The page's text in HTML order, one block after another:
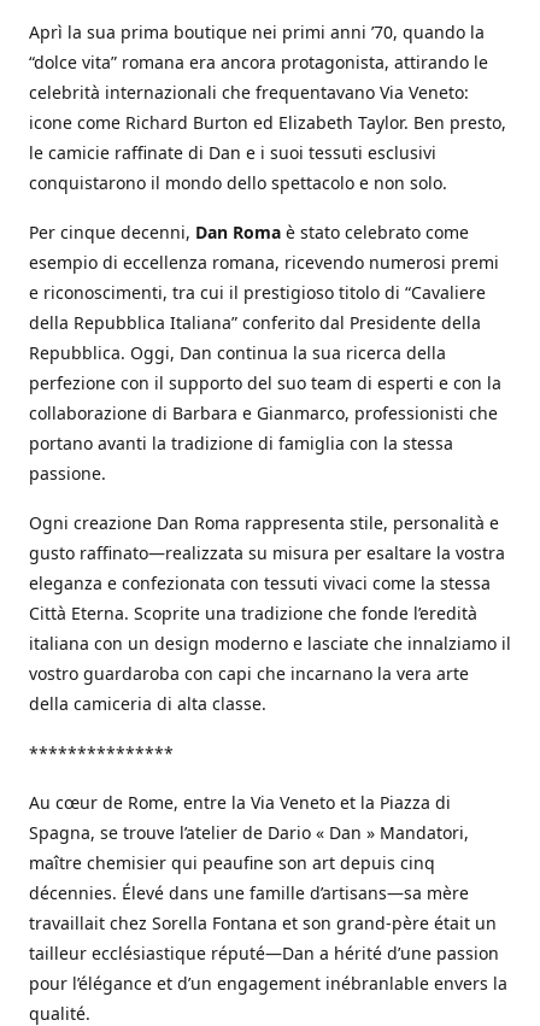
Aprì la sua prima boutique nei primi anni ’70, quando la
“dolce vita” romana era ancora protagonista, attirando le
celebrità internazionali che frequentavano Via Veneto:
icone come Richard Burton ed Elizabeth Taylor. Ben presto,
le camicie raffinate di Dan e i suoi tessuti esclusivi
conquistarono il mondo dello spettacolo e non solo.
Per cinque decenni, Dan Roma è stato celebrato come
esempio di eccellenza romana, ricevendo numerosi premi
e riconoscimenti, tra cui il prestigioso titolo di “Cavaliere
della Repubblica Italiana” conferito dal Presidente della
Repubblica. Oggi, Dan continua la sua ricerca della
perfezione con il supporto del suo team di esperti e con la
collaborazione di Barbara e Gianmarco, professionisti che
portano avanti la tradizione di famiglia con la stessa
passione.
Ogni creazione Dan Roma rappresenta stile, personalità e
gusto raffinato—realizzata su misura per esaltare la vostra
eleganza e confezionata con tessuti vivaci come la stessa
Città Eterna. Scoprite una tradizione che fonde l’eredità
italiana con un design moderno e lasciate che innalziamo il
vostro guardaroba con capi che incarnano la vera arte
della camiceria di alta classe.
***************
Au cœur de Rome, entre la Via Veneto et la Piazza di
Spagna, se trouve l’atelier de Dario « Dan » Mandatori,
maître chemisier qui peaufine son art depuis cinq
décennies. Élevé dans une famille d’artisans—sa mère
travaillait chez Sorella Fontana et son grand-père était un
tailleur ecclésiastique réputé—Dan a hérité d’une passion
pour l’élégance et d’un engagement inébranlable envers la
qualité.